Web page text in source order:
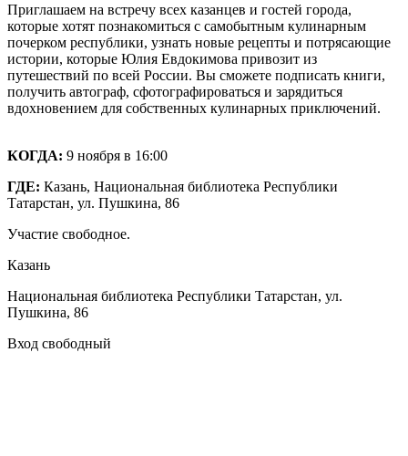
Приглашаем на встречу всех казанцев и гостей города,
которые хотят познакомиться с самобытным кулинарным
почерком республики, узнать новые рецепты и потрясающие
истории, которые Юлия Евдокимова привозит из
путешествий по всей России. Вы сможете подписать книги,
получить автограф, сфотографироваться и зарядиться
вдохновением для собственных кулинарных приключений.
КОГДА: 9 ноября в 16:00
ГДЕ: Казань, Национальная библиотека Республики
Татарстан, ул. Пушкина, 86
Участие свободное.
Казань
Национальная библиотека Республики Татарстан, ул.
Пушкина, 86
Вход свободный